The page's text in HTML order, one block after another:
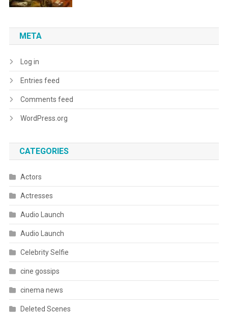
META
Log in
Entries feed
Comments feed
WordPress.org
CATEGORIES
Actors
Actresses
Audio Launch
Audio Launch
Celebrity Selfie
cine gossips
cinema news
Deleted Scenes